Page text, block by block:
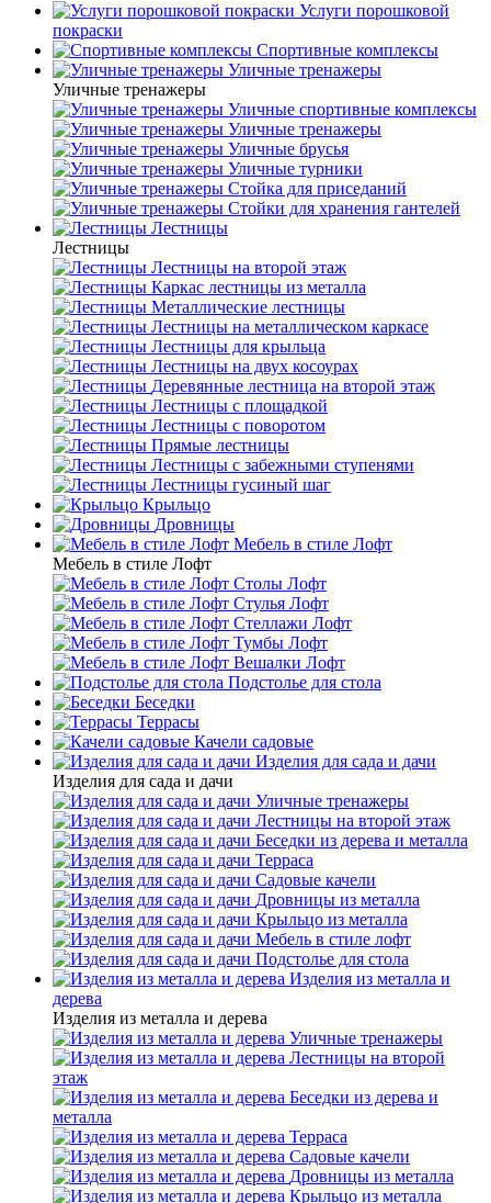
Услуги порошковой
покраски
Спортивные комплексы
Уличные тренажеры
Уличные тренажеры
Уличные спортивные комплексы
Уличные тренажеры
Уличные брусья
Уличные турники
Cтойка для приседаний
Стойки для хранения гантелей
Лестницы
Лестницы
Лестницы на второй этаж
Каркас лестницы из металла
Металлические лестницы
Лестницы на металлическом каркасе
Лестницы для крыльца
Лестницы на двух косоурах
Деревянные лестница на второй этаж
Лестницы с площадкой
Лестницы с поворотом
Прямые лестницы
Лестницы с забежными ступенями
Лестницы гусиный шаг
Крыльцо
Дровницы
Мебель в стиле Лофт
Мебель в стиле Лофт
Столы Лофт
Стулья Лофт
Стеллажи Лофт
Тумбы Лофт
Вешалки Лофт
Подстолье для стола
Беседки
Террасы
Качели садовые
Изделия для сада и дачи
Изделия для сада и дачи
Уличные тренажеры
Лестницы на второй этаж
Беседки из дерева и металла
Терраса
Садовые качели
Дровницы из металла
Крыльцо из металла
Мебель в стиле лофт
Подстолье для стола
Изделия из металла и
дерева
Изделия из металла и дерева
Уличные тренажеры
Лестницы на второй
этаж
Беседки из дерева и
металла
Терраса
Садовые качели
Дровницы из металла
Крыльцо из металла